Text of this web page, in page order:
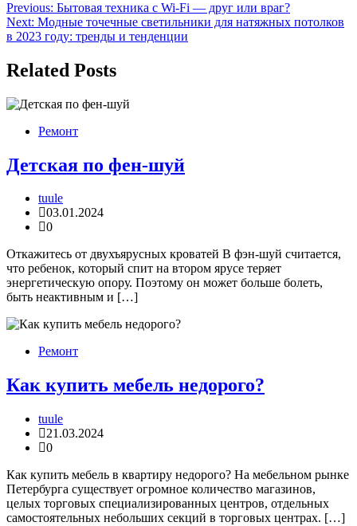
Навигация
по
Previous: Бытовая техника с Wi-Fi — друг или враг?
Next: Модные точечные светильники для натяжных потолков
в 2023 году: тренды и тенденции
Related Posts
Ремонт
Детская по фен-шуй
tuule
03.01.2024
0
Откажитесь от двухъярусных кроватей В фэн-шуй считается,
что ребенок, который спит на втором ярусе теряет
энергетическую опору. Поэтому он может больше болеть,
быть неактивным и […]
Ремонт
Как купить мебель недорого?
tuule
21.03.2024
0
Как купить мебель в квартиру недорого? На мебельном рынке
Петербурга существует огромное количество магазинов,
целых торговых специализированных центров, отдельных
самостоятельных небольших секций в торговых центрах. […]